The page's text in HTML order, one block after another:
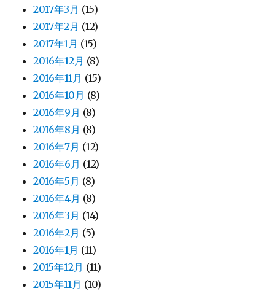
2017年3月 (15)
2017年2月 (12)
2017年1月 (15)
2016年12月 (8)
2016年11月 (15)
2016年10月 (8)
2016年9月 (8)
2016年8月 (8)
2016年7月 (12)
2016年6月 (12)
2016年5月 (8)
2016年4月 (8)
2016年3月 (14)
2016年2月 (5)
2016年1月 (11)
2015年12月 (11)
2015年11月 (10)